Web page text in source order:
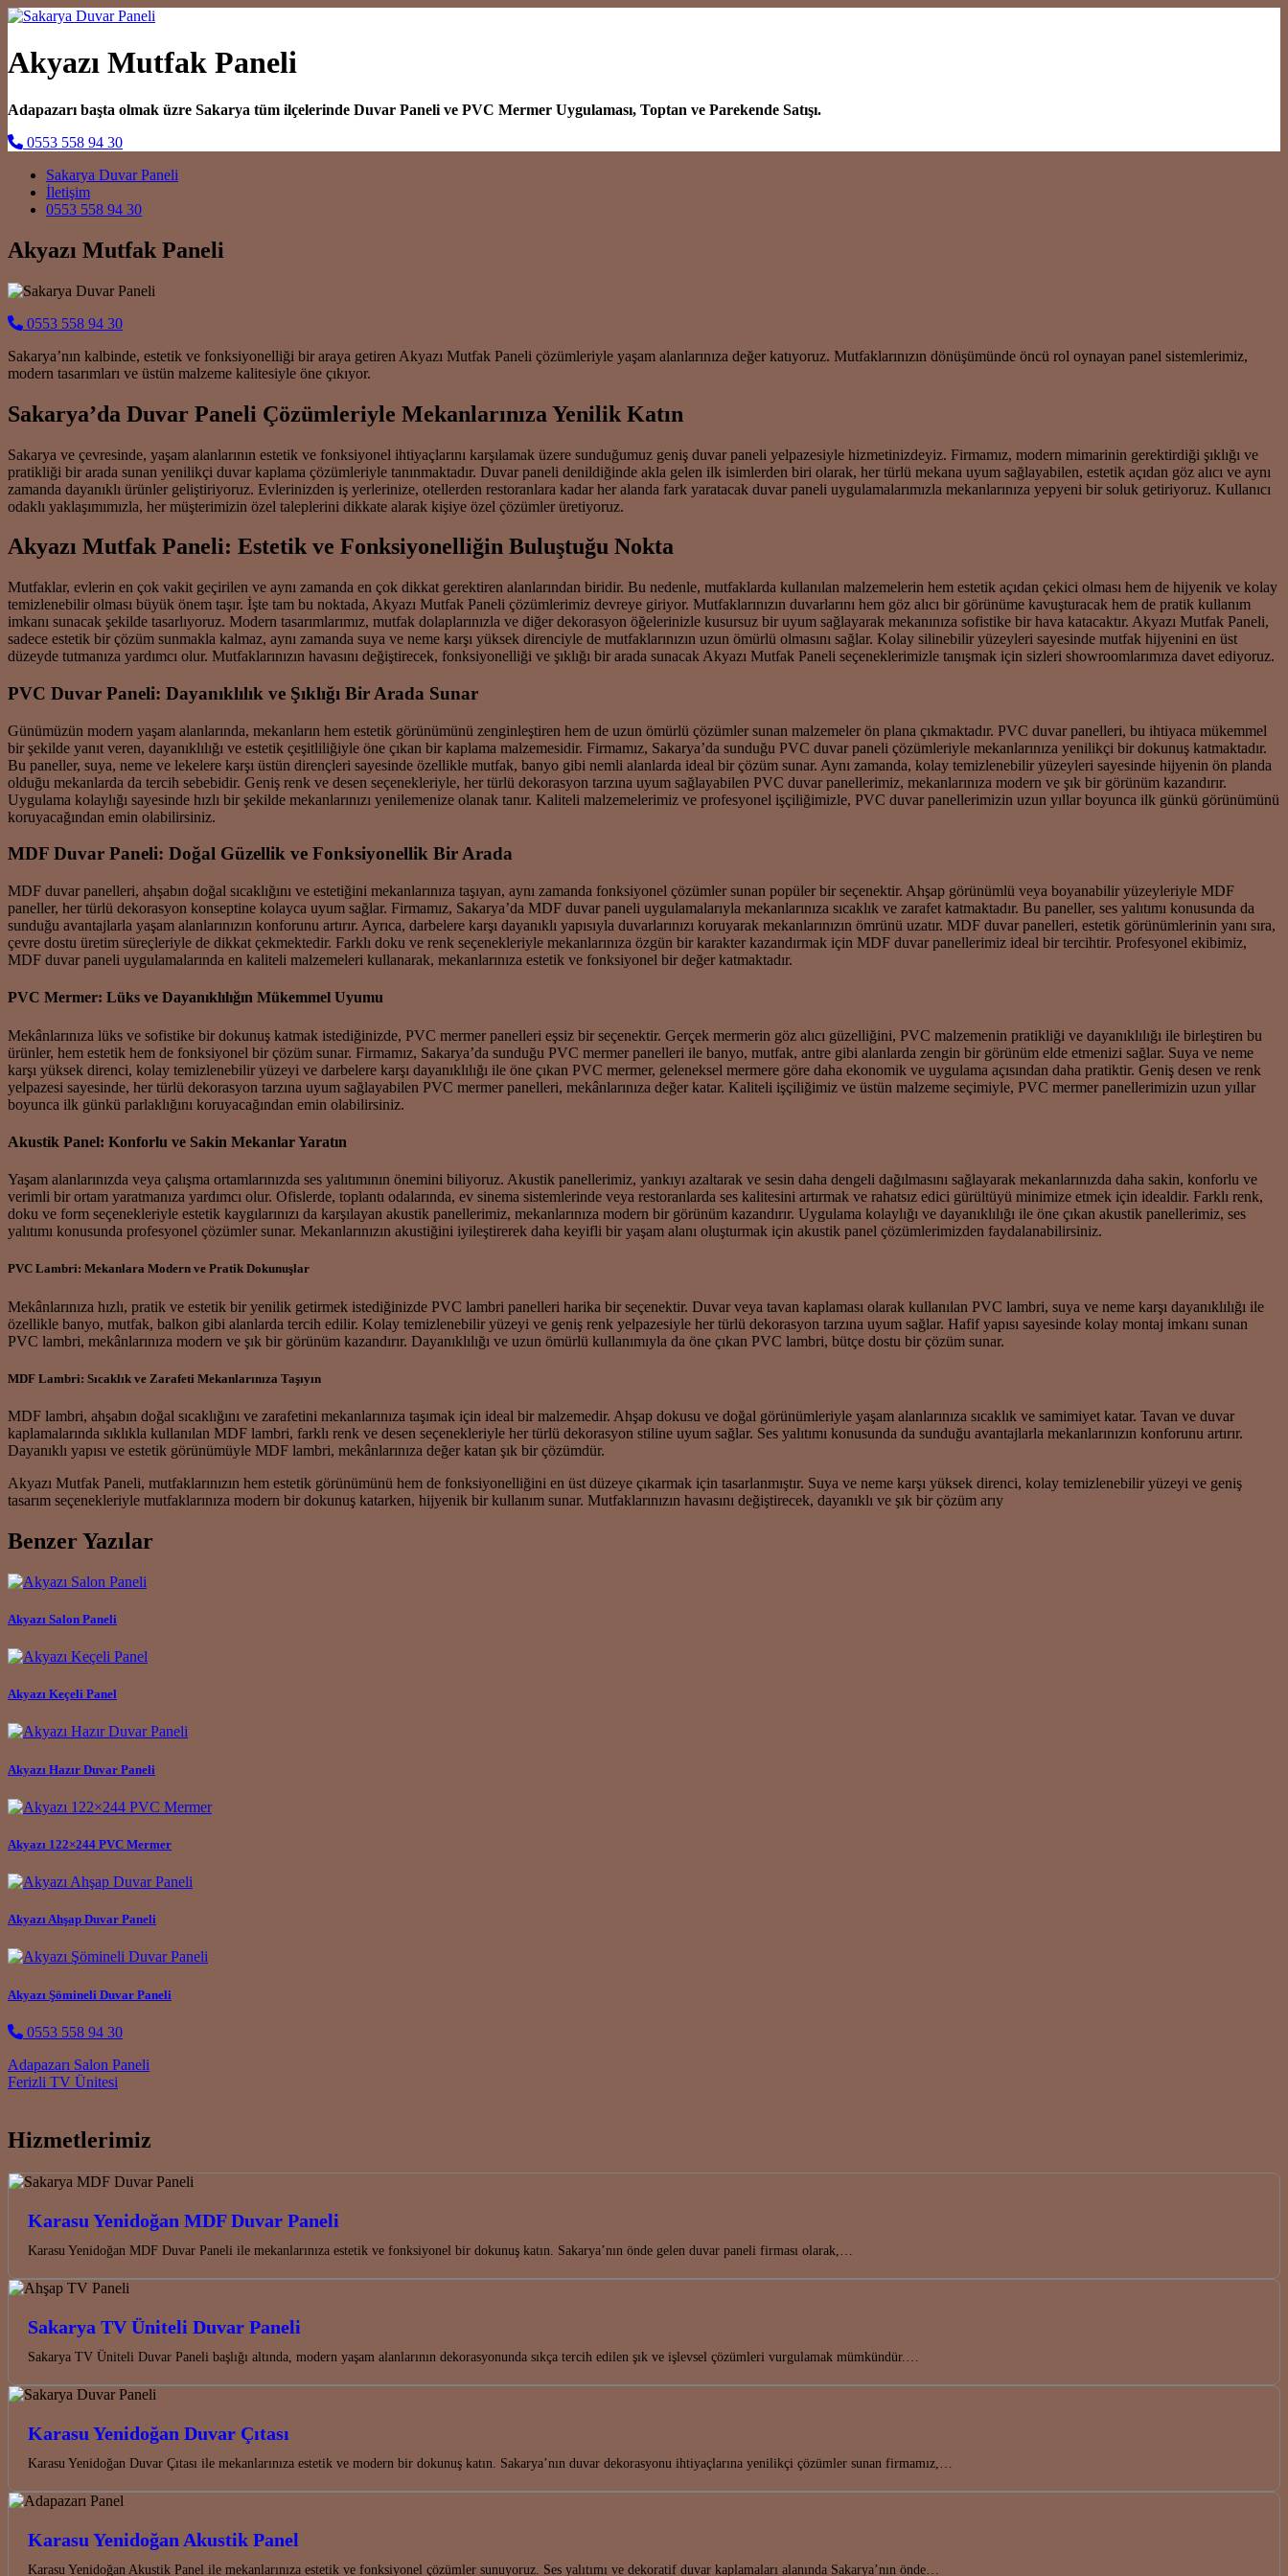
Akyazı Mutfak Paneli
Adapazarı başta olmak üzre Sakarya tüm ilçelerinde Duvar Paneli ve PVC Mermer Uygulaması, Toptan ve Parekende Satışı.
0553 558 94 30
Main Navigation
Sakarya Duvar Paneli
İletişim
0553 558 94 30
Akyazı Mutfak Paneli
0553 558 94 30
Sakarya’nın kalbinde, estetik ve fonksiyonelliği bir araya getiren Akyazı Mutfak Paneli çözümleriyle yaşam alanlarınıza değer katıyoruz. Mutfaklarınızın dönüşümünde öncü rol oynayan panel sistemlerimiz,
modern tasarımları ve üstün malzeme kalitesiyle öne çıkıyor.
Sakarya’da Duvar Paneli Çözümleriyle Mekanlarınıza Yenilik Katın
Sakarya ve çevresinde, yaşam alanlarının estetik ve fonksiyonel ihtiyaçlarını karşılamak üzere sunduğumuz geniş duvar paneli yelpazesiyle hizmetinizdeyiz. Firmamız, modern mimarinin gerektirdiği şıklığı ve
pratikliği bir arada sunan yenilikçi duvar kaplama çözümleriyle tanınmaktadır. Duvar paneli denildiğinde akla gelen ilk isimlerden biri olarak, her türlü mekana uyum sağlayabilen, estetik açıdan göz alıcı ve aynı
zamanda dayanıklı ürünler geliştiriyoruz. Evlerinizden iş yerlerinize, otellerden restoranlara kadar her alanda fark yaratacak duvar paneli uygulamalarımızla mekanlarınıza yepyeni bir soluk getiriyoruz. Kullanıcı
odaklı yaklaşımımızla, her müşterimizin özel taleplerini dikkate alarak kişiye özel çözümler üretiyoruz.
Akyazı Mutfak Paneli: Estetik ve Fonksiyonelliğin Buluştuğu Nokta
Mutfaklar, evlerin en çok vakit geçirilen ve aynı zamanda en çok dikkat gerektiren alanlarından biridir. Bu nedenle, mutfaklarda kullanılan malzemelerin hem estetik açıdan çekici olması hem de hijyenik ve kolay
temizlenebilir olması büyük önem taşır. İşte tam bu noktada, Akyazı Mutfak Paneli çözümlerimiz devreye giriyor. Mutfaklarınızın duvarlarını hem göz alıcı bir görünüme kavuşturacak hem de pratik kullanım
imkanı sunacak şekilde tasarlıyoruz. Modern tasarımlarımız, mutfak dolaplarınızla ve diğer dekorasyon öğelerinizle kusursuz bir uyum sağlayarak mekanınıza sofistike bir hava katacaktır. Akyazı Mutfak Paneli,
sadece estetik bir çözüm sunmakla kalmaz, aynı zamanda suya ve neme karşı yüksek direnciyle de mutfaklarınızın uzun ömürlü olmasını sağlar. Kolay silinebilir yüzeyleri sayesinde mutfak hijyenini en üst
düzeyde tutmanıza yardımcı olur. Mutfaklarınızın havasını değiştirecek, fonksiyonelliği ve şıklığı bir arada sunacak Akyazı Mutfak Paneli seçeneklerimizle tanışmak için sizleri showroomlarımıza davet ediyoruz.
PVC Duvar Paneli: Dayanıklılık ve Şıklığı Bir Arada Sunar
Günümüzün modern yaşam alanlarında, mekanların hem estetik görünümünü zenginleştiren hem de uzun ömürlü çözümler sunan malzemeler ön plana çıkmaktadır. PVC duvar panelleri, bu ihtiyaca mükemmel
bir şekilde yanıt veren, dayanıklılığı ve estetik çeşitliliğiyle öne çıkan bir kaplama malzemesidir. Firmamız, Sakarya’da sunduğu PVC duvar paneli çözümleriyle mekanlarınıza yenilikçi bir dokunuş katmaktadır.
Bu paneller, suya, neme ve lekelere karşı üstün dirençleri sayesinde özellikle mutfak, banyo gibi nemli alanlarda ideal bir çözüm sunar. Aynı zamanda, kolay temizlenebilir yüzeyleri sayesinde hijyenin ön planda
olduğu mekanlarda da tercih sebebidir. Geniş renk ve desen seçenekleriyle, her türlü dekorasyon tarzına uyum sağlayabilen PVC duvar panellerimiz, mekanlarınıza modern ve şık bir görünüm kazandırır.
Uygulama kolaylığı sayesinde hızlı bir şekilde mekanlarınızı yenilemenize olanak tanır. Kaliteli malzemelerimiz ve profesyonel işçiliğimizle, PVC duvar panellerimizin uzun yıllar boyunca ilk günkü görünümünü
koruyacağından emin olabilirsiniz.
MDF Duvar Paneli: Doğal Güzellik ve Fonksiyonellik Bir Arada
MDF duvar panelleri, ahşabın doğal sıcaklığını ve estetiğini mekanlarınıza taşıyan, aynı zamanda fonksiyonel çözümler sunan popüler bir seçenektir. Ahşap görünümlü veya boyanabilir yüzeyleriyle MDF
paneller, her türlü dekorasyon konseptine kolayca uyum sağlar. Firmamız, Sakarya’da MDF duvar paneli uygulamalarıyla mekanlarınıza sıcaklık ve zarafet katmaktadır. Bu paneller, ses yalıtımı konusunda da
sunduğu avantajlarla yaşam alanlarınızın konforunu artırır. Ayrıca, darbelere karşı dayanıklı yapısıyla duvarlarınızı koruyarak mekanlarınızın ömrünü uzatır. MDF duvar panelleri, estetik görünümlerinin yanı sıra,
çevre dostu üretim süreçleriyle de dikkat çekmektedir. Farklı doku ve renk seçenekleriyle mekanlarınıza özgün bir karakter kazandırmak için MDF duvar panellerimiz ideal bir tercihtir. Profesyonel ekibimiz,
MDF duvar paneli uygulamalarında en kaliteli malzemeleri kullanarak, mekanlarınıza estetik ve fonksiyonel bir değer katmaktadır.
PVC Mermer: Lüks ve Dayanıklılığın Mükemmel Uyumu
Mekânlarınıza lüks ve sofistike bir dokunuş katmak istediğinizde, PVC mermer panelleri eşsiz bir seçenektir. Gerçek mermerin göz alıcı güzelliğini, PVC malzemenin pratikliği ve dayanıklılığı ile birleştiren bu
ürünler, hem estetik hem de fonksiyonel bir çözüm sunar. Firmamız, Sakarya’da sunduğu PVC mermer panelleri ile banyo, mutfak, antre gibi alanlarda zengin bir görünüm elde etmenizi sağlar. Suya ve neme
karşı yüksek direnci, kolay temizlenebilir yüzeyi ve darbelere karşı dayanıklılığı ile öne çıkan PVC mermer, geleneksel mermere göre daha ekonomik ve uygulama açısından daha pratiktir. Geniş desen ve renk
yelpazesi sayesinde, her türlü dekorasyon tarzına uyum sağlayabilen PVC mermer panelleri, mekânlarınıza değer katar. Kaliteli işçiliğimiz ve üstün malzeme seçimiyle, PVC mermer panellerimizin uzun yıllar
boyunca ilk günkü parlaklığını koruyacağından emin olabilirsiniz.
Akustik Panel: Konforlu ve Sakin Mekanlar Yaratın
Yaşam alanlarınızda veya çalışma ortamlarınızda ses yalıtımının önemini biliyoruz. Akustik panellerimiz, yankıyı azaltarak ve sesin daha dengeli dağılmasını sağlayarak mekanlarınızda daha sakin, konforlu ve
verimli bir ortam yaratmanıza yardımcı olur. Ofislerde, toplantı odalarında, ev sinema sistemlerinde veya restoranlarda ses kalitesini artırmak ve rahatsız edici gürültüyü minimize etmek için idealdir. Farklı renk,
doku ve form seçenekleriyle estetik kaygılarınızı da karşılayan akustik panellerimiz, mekanlarınıza modern bir görünüm kazandırır. Uygulama kolaylığı ve dayanıklılığı ile öne çıkan akustik panellerimiz, ses
yalıtımı konusunda profesyonel çözümler sunar. Mekanlarınızın akustiğini iyileştirerek daha keyifli bir yaşam alanı oluşturmak için akustik panel çözümlerimizden faydalanabilirsiniz.
PVC Lambri: Mekanlara Modern ve Pratik Dokunuşlar
Mekânlarınıza hızlı, pratik ve estetik bir yenilik getirmek istediğinizde PVC lambri panelleri harika bir seçenektir. Duvar veya tavan kaplaması olarak kullanılan PVC lambri, suya ve neme karşı dayanıklılığı ile
özellikle banyo, mutfak, balkon gibi alanlarda tercih edilir. Kolay temizlenebilir yüzeyi ve geniş renk yelpazesiyle her türlü dekorasyon tarzına uyum sağlar. Hafif yapısı sayesinde kolay montaj imkanı sunan
PVC lambri, mekânlarınıza modern ve şık bir görünüm kazandırır. Dayanıklılığı ve uzun ömürlü kullanımıyla da öne çıkan PVC lambri, bütçe dostu bir çözüm sunar.
MDF Lambri: Sıcaklık ve Zarafeti Mekanlarınıza Taşıyın
MDF lambri, ahşabın doğal sıcaklığını ve zarafetini mekanlarınıza taşımak için ideal bir malzemedir. Ahşap dokusu ve doğal görünümleriyle yaşam alanlarınıza sıcaklık ve samimiyet katar. Tavan ve duvar
kaplamalarında sıklıkla kullanılan MDF lambri, farklı renk ve desen seçenekleriyle her türlü dekorasyon stiline uyum sağlar. Ses yalıtımı konusunda da sunduğu avantajlarla mekanlarınızın konforunu artırır.
Dayanıklı yapısı ve estetik görünümüyle MDF lambri, mekânlarınıza değer katan şık bir çözümdür.
Akyazı Mutfak Paneli, mutfaklarınızın hem estetik görünümünü hem de fonksiyonelliğini en üst düzeye çıkarmak için tasarlanmıştır. Suya ve neme karşı yüksek direnci, kolay temizlenebilir yüzeyi ve geniş
tasarım seçenekleriyle mutfaklarınıza modern bir dokunuş katarken, hijyenik bir kullanım sunar. Mutfaklarınızın havasını değiştirecek, dayanıklı ve şık bir çözüm arıy
Benzer Yazılar
Akyazı Salon Paneli
Akyazı Keçeli Panel
Akyazı Hazır Duvar Paneli
Akyazı 122×244 PVC Mermer
Akyazı Ahşap Duvar Paneli
Akyazı Şömineli Duvar Paneli
0553 558 94 30
Post navigation
Adapazarı Salon Paneli
Ferizli TV Ünitesi
Hizmetlerimiz
Karasu Yenidoğan MDF Duvar Paneli
Karasu Yenidoğan MDF Duvar Paneli ile mekanlarınıza estetik ve fonksiyonel bir dokunuş katın. Sakarya’nın önde gelen duvar paneli firması olarak,…
Sakarya TV Üniteli Duvar Paneli
Sakarya TV Üniteli Duvar Paneli başlığı altında, modern yaşam alanlarının dekorasyonunda sıkça tercih edilen şık ve işlevsel çözümleri vurgulamak mümkündür.…
Karasu Yenidoğan Duvar Çıtası
Karasu Yenidoğan Duvar Çıtası ile mekanlarınıza estetik ve modern bir dokunuş katın. Sakarya’nın duvar dekorasyonu ihtiyaçlarına yenilikçi çözümler sunan firmamız,…
Karasu Yenidoğan Akustik Panel
Karasu Yenidoğan Akustik Panel ile mekanlarınıza estetik ve fonksiyonel çözümler sunuyoruz. Ses yalıtımı ve dekoratif duvar kaplamaları alanında Sakarya’nın önde…